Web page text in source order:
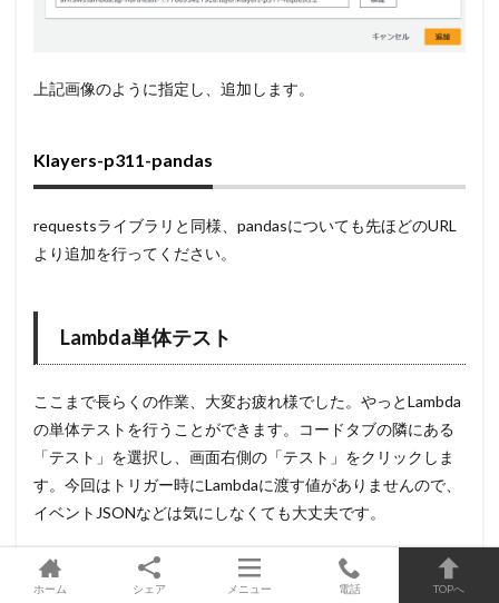
上記画像のように指定し、追加します。
Klayers-p311-pandas
requestsライブラリと同様、pandasについても先ほどのURL
より追加を行ってください。
Lambda単体テスト
ここまで長らくの作業、大変お疲れ様でした。やっとLambda
の単体テストを行うことができます。コードタブの隣にある
「テスト」を選択し、画面右側の「テスト」をクリックしま
す。今回はトリガー時にLambdaに渡す値がありませんので、
イベントJSONなどは気にしなくても大丈夫です。
ホーム シェア メニュー 電話 TOPへ